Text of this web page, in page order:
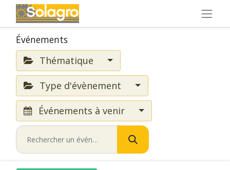
Événements
Thématique
Type d'évènement
Événements à venir